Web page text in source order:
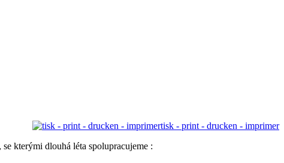
tisk - print - drucken - imprimer
kterými dlouhá léta spolupracujeme :